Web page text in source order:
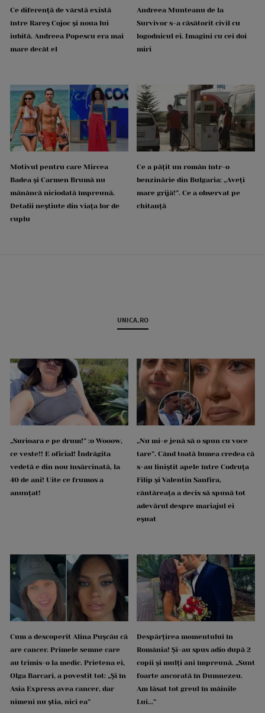
Ce diferență de vârstă există
între Rareș Cojoc și noua lui
iubită. Andreea Popescu era mai
mare decât el
Andreea Munteanu de la
Survivor s-a căsătorit civil cu
logodnicul ei. Imagini cu cei doi
miri
Motivul pentru care Mircea
Badea și Carmen Brumă nu
mănâncă niciodată împreună.
Detalii neștiute din viața lor de
cuplu
Ce a pățit un român într-o
benzinărie din Bulgaria: „Aveți
mare grijă!”. Ce a observat pe
chitanță
UNICA.RO
„Surioara e pe drum!” :o Wooow,
ce veste!! E oficial! Îndrăgita
vedetă e din nou însărcinată, la
40 de ani! Uite ce frumos a
anunțat!
„Nu mi-e jenă să o spun cu voce
tare”. Când toată lumea credea că
s-au liniștit apele între Codruța
Filip și Valentin Sanfira,
cântăreața a decis să spună tot
adevărul despre mariajul ei
eșuat
Cum a descoperit Alina Pușcău că
are cancer. Primele semne care
au trimis-o la medic. Prietena ei,
Olga Barcari, a povestit tot: „Și în
Asia Express avea cancer, dar
nimeni nu știa, nici ea”
Despărțirea momentului în
România! Și-au spus adio după 2
copii și mulți ani împreună. „Sunt
foarte ancorată în Dumnezeu.
Am lăsat tot greul în mâinile
Lui...”